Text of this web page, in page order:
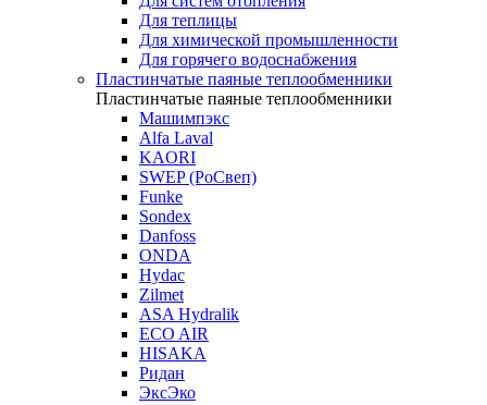
Для теплицы
Для химической промышленности
Для горячего водоснабжения
Пластинчатые паяные теплообменники
Пластинчатые паяные теплообменники
Машимпэкс
Alfa Laval
KAORI
SWEP (РоСвеп)
Funke
Sondex
Danfoss
ONDA
Hydac
Zilmet
ASA Hydralik
ECO AIR
HISAKA
Ридан
ЭксЭко